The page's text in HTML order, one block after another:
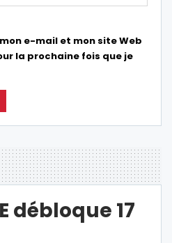
e-mail et mon site Web
la prochaine fois que je
débloque 17